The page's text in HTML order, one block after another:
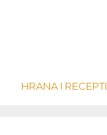
HRANA I RECEPTI